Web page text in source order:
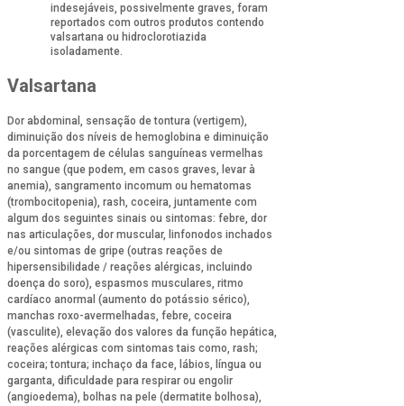
indesejáveis, possivelmente graves, foram
reportados com outros produtos contendo
valsartana ou hidroclorotiazida
isoladamente.
Valsartana
Dor abdominal, sensação de tontura (vertigem),
diminuição dos níveis de hemoglobina e diminuição
da porcentagem de células sanguíneas vermelhas
no sangue (que podem, em casos graves, levar à
anemia), sangramento incomum ou hematomas
(trombocitopenia), rash, coceira, juntamente com
algum dos seguintes sinais ou sintomas: febre, dor
nas articulações, dor muscular, linfonodos inchados
e/ou sintomas de gripe (outras reações de
hipersensibilidade / reações alérgicas, incluindo
doença do soro), espasmos musculares, ritmo
cardíaco anormal (aumento do potássio sérico),
manchas roxo-avermelhadas, febre, coceira
(vasculite), elevação dos valores da função hepática,
reações alérgicas com sintomas tais como, rash;
coceira; tontura; inchaço da face, lábios, língua ou
garganta, dificuldade para respirar ou engolir
(angioedema), bolhas na pele (dermatite bolhosa),